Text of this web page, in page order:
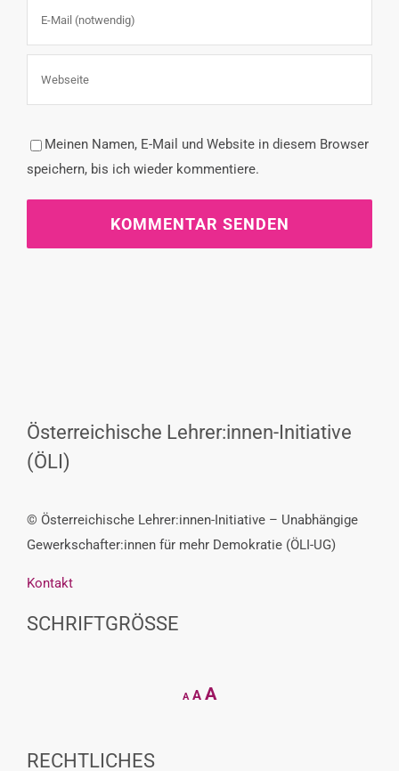
Meinen Namen, E-Mail und Website in diesem Browser
speichern, bis ich wieder kommentiere.
Österreichische Lehrer:innen-Initiative
(ÖLI)
© Österreichische Lehrer:innen-Initiative – Unabhängige
Gewerkschafter:innen für mehr Demokratie (ÖLI-UG)
Kontakt
SCHRIFTGRÖSSE
A
Decrease
font
A Reset
AIncrease
RECHTLICHES